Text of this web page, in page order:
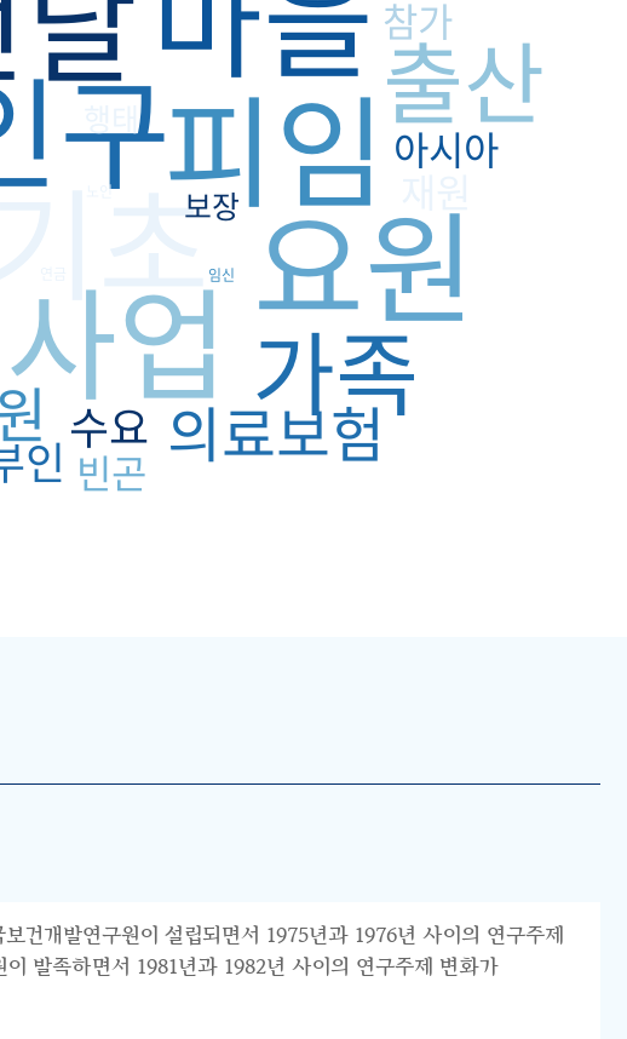
구
초
업
피임
요원
가족
출산
의료보험
수요
인
아시아
참가
빈곤
보장
행태
노인
임신
건개발연구원이 설립되면서 1975년과 1976년 사이의 연구주제
발족하면서 1981년과 1982년 사이의 연구주제 변화가